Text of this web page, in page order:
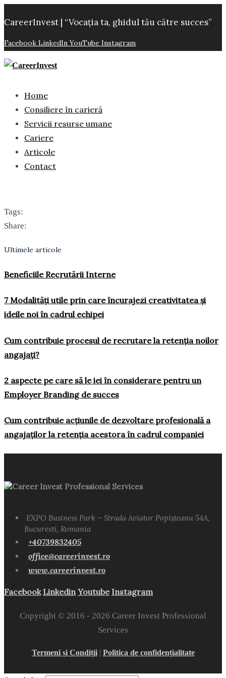
CareerInvest | “Vocația ta, ghidul tău către succes”
Facebook LinkedInYouTube Instagram
Home
Consiliere în carieră
Servicii resurse umane
Cariere
Articole
Contact
Tags:
Share:
Ultimele articole
Beneficiile Recrutării Interne
7 Modalități utile prin care încurajezi creativitatea și
ideile noi în cadrul echipei
Cum contribuie procesul de recrutare la retenția noilor
angajați?
2 aspecte pe care să le iei în considerare pentru un
Employer Branding de succes
Cum contribuie acțiunile de dezvoltare profesională a
angajaților la retenția acestora în cadrul companiei
Career Invest Professional Services
EXPO Business Park – Strada Aviator Popișteanu 54A,
Bucuresti, Romania
+40739832405
office@careerinvest.ro
www.careerinvest.ro
Facebook Linkedin Youtube Instagram
Copyright © 2016 - 2026 Career Invest Professional
Services
Termeni și Condiții| Politica de confidențialitate